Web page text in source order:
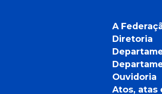
A
Diretoria
Ouvidoria
Atos, atas